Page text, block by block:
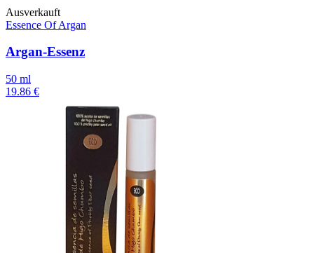
Ausverkauft
Essence Of Argan
Argan-Essenz
50 ml
19.86 €